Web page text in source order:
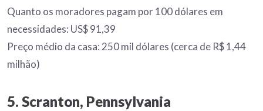
Quanto os moradores pagam por 100 dólares em
necessidades: US$ 91,39
Preço médio da casa: 250 mil dólares (cerca de R$ 1,44
milhão)
5. Scranton, Pennsylvania